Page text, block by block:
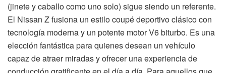
(jinete y caballo como uno solo) sigue siendo un referente.
El Nissan Z fusiona un estilo coupé deportivo clásico con
tecnología moderna y un potente motor V6 biturbo. Es una
elección fantástica para quienes desean un vehículo
capaz de atraer miradas y ofrecer una experiencia de